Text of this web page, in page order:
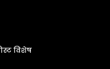
विशेष